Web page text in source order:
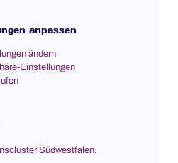
anpassen
ändern
Einstellungen
Südwestfalen.